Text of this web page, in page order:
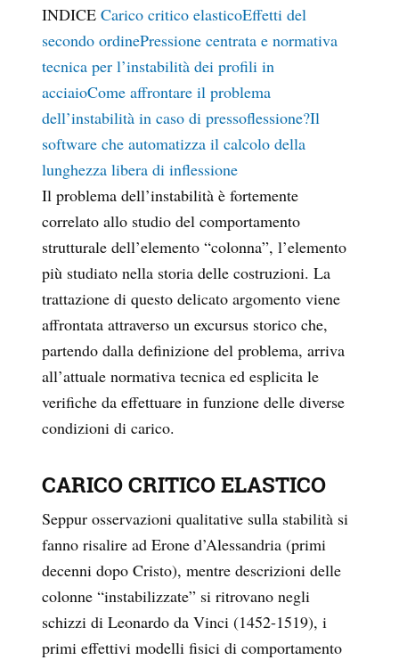
INDICE Carico critico elasticoEffetti del
secondo ordinePressione centrata e normativa
tecnica per l’instabilità dei profili in
acciaioCome affrontare il problema
dell’instabilità in caso di pressoflessione?Il
software che automatizza il calcolo della
lunghezza libera di inflessione
Il problema dell’instabilità è fortemente
correlato allo studio del comportamento
strutturale dell’elemento “colonna”, l’elemento
più studiato nella storia delle costruzioni. La
trattazione di questo delicato argomento viene
affrontata attraverso un excursus storico che,
partendo dalla definizione del problema, arriva
all’attuale normativa tecnica ed esplicita le
verifiche da effettuare in funzione delle diverse
condizioni di carico.
CARICO CRITICO ELASTICO
Seppur osservazioni qualitative sulla stabilità si
fanno risalire ad Erone d’Alessandria (primi
decenni dopo Cristo), mentre descrizioni delle
colonne “instabilizzate” si ritrovano negli
schizzi di Leonardo da Vinci (1452-1519), i
primi effettivi modelli fisici di comportamento